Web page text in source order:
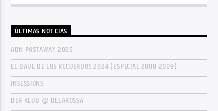
ÚLTIMAS NOTICIAS
ADN POSTAWAY 2025
EL BAÚL DE LOS RECUERDOS 2024 (ESPECIAL 2008-2009)
INSESSIONS
DER KLUB @ DELAROSSA